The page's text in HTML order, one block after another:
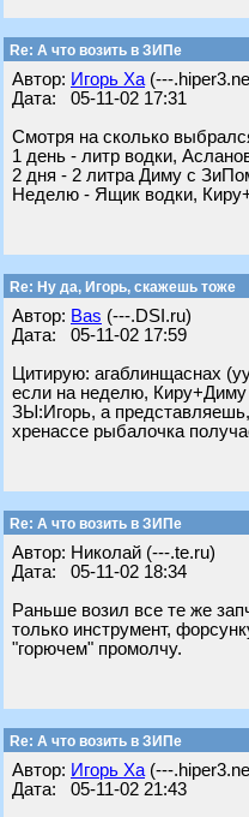
Re: А что возить в ЗИПе
Автор: Игорь Ха (---
Дата: 05-11-02 17:31
Смотря на сколько
1 день - литр водки,
2 дня - 2 литра Диму с
Неделю - Ящик водки,
Re: Ну да, Игорь, скажешь тоже
Автор: Bas (---.DSI.ru)
Дата: 05-11-02 17:59
Цитирую: агаблинщаснах
если на неделю, Киру+Диму
ЗЫ:Игорь, а
хренассе рыбалочка
Re: А что возить в ЗИПе
Автор: Николай (---.te.ru)
Дата: 05-11-02 18:34
Раньше возил все те же
только инструмент,
"горючем" промолчу.
Re: А что возить в ЗИПе
Автор: Игорь Ха (---
Дата: 05-11-02 21:43